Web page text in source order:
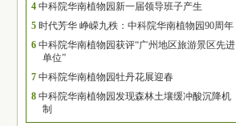
4 中科院华南植物园新一届领导班子产生
5 时代芳华 峥嵘九秩：中科院华南植物园90周年
6 中科院华南植物园获评“广州地区旅游景区先进
单位”
7 中科院华南植物园牡丹花展迎春
8 中科院华南植物园发现森林土壤缓冲酸沉降机
制